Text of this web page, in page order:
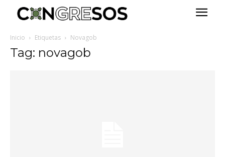
Inicio Etiquetas Novagob
Tag: novagob